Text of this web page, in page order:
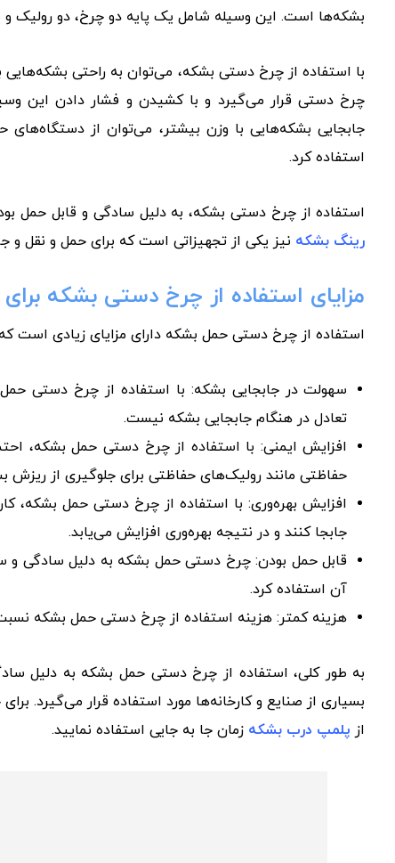
بشکه‌ها است. این وسیله شامل یک پایه دو چرخ، دو رولیک
چرخ دستی قرار می‌گیرد و با کشیدن و فشار دادن این
جابجایی بشکه‌هایی با وزن بیشتر، می‌توان از دستگاه‌های
استفاده کرد.
استفاده از چرخ دستی بشکه، به دلیل سادگی و قابل حمل
رینگ بشکه نیز یکی از تجهیزاتی است که برای حمل و نقل و
مزایای استفاده از چرخ دستی بشکه
استفاده از چرخ دستی حمل بشکه دارای مزایای زیادی است که
سهولت در جابجایی بشکه: با استفاده از چرخ دستی
تعادل در هنگام جابجایی بشکه نیست.
افزایش ایمنی: با استفاده از چرخ دستی حمل بشکه،
حفاظتی مانند رولیک‌های حفاظتی برای جلوگیری از
افزایش بهره‌وری: با استفاده از چرخ دستی حمل بشکه،
جابجا کنند و در نتیجه بهره‌وری افزایش می‌یابد.
قابل حمل بودن: چرخ دستی حمل بشکه به دلیل سادگی و
آن استفاده کرد.
هزینه کمتر: هزینه استفاده از چرخ دستی حمل بشکه
به طور کلی، استفاده از چرخ دستی حمل بشکه به دلیل
بسیاری از صنایع و کارخانه‌ها مورد استفاده قرار می‌گیرد.
از پلمپ درب بشکه زمان جا به جایی استفاده نمایید.